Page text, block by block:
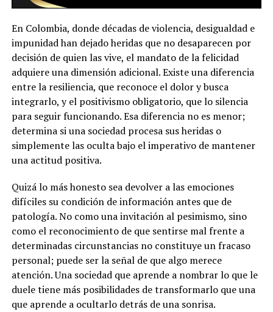
En Colombia, donde décadas de violencia, desigualdad e
impunidad han dejado heridas que no desaparecen por
decisión de quien las vive, el mandato de la felicidad
adquiere una dimensión adicional. Existe una diferencia
entre la resiliencia, que reconoce el dolor y busca
integrarlo, y el positivismo obligatorio, que lo silencia
para seguir funcionando. Esa diferencia no es menor;
determina si una sociedad procesa sus heridas o
simplemente las oculta bajo el imperativo de mantener
una actitud positiva.
Quizá lo más honesto sea devolver a las emociones
difíciles su condición de información antes que de
patología. No como una invitación al pesimismo, sino
como el reconocimiento de que sentirse mal frente a
determinadas circunstancias no constituye un fracaso
personal; puede ser la señal de que algo merece
atención. Una sociedad que aprende a nombrar lo que le
duele tiene más posibilidades de transformarlo que una
que aprende a ocultarlo detrás de una sonrisa.